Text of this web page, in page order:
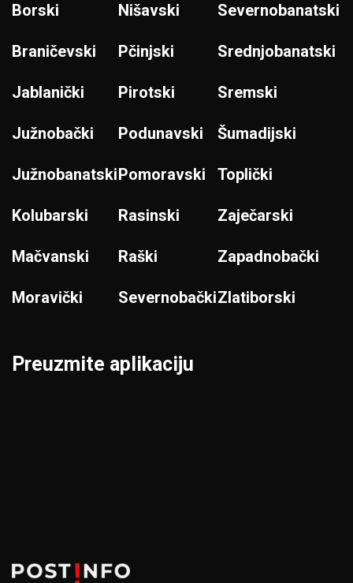
Borski
Braničevski
Jablanički
Južnobački
Južnobanatski
Kolubarski
Mačvanski
Moravički
Nišavski
Pčinjski
Pirotski
Podunavski
Pomoravski
Rasinski
Raški
Severnobački
Severnobanatski
Srednjobanatski
Sremski
Šumadijski
Toplički
Zaječarski
Zapadnobački
Zlatiborski
Preuzmite aplikaciju